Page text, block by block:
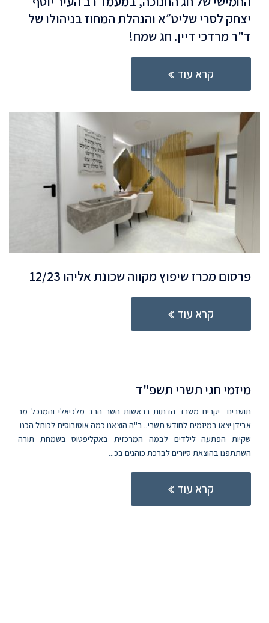
יצחק לסרי שליט״א והנהלת המחוז בניהולו של
ד"ר מרדכי דיין. חג שמח!
קרא עוד
פרסום מכרז שיפוץ מקווה שכונת אליהו 12/23
קרא עוד
מיזמי חגי תשרי תשפ"ד
תושבים יקרים משרד הדתות בראשות השר הרב מלכיאלי והמנכל מר
אבידן יצאו במיזמים לחודש תשרי.. ב"ה הוצאנו כמה אוטובוסים לכותל הכנו
שקיות הפתעה לילדים לבמה המרכזית באקליפטוס בשמחת תורה
השתתפנו בהוצאת סיורים לברכת כוהנים בכ...
קרא עוד